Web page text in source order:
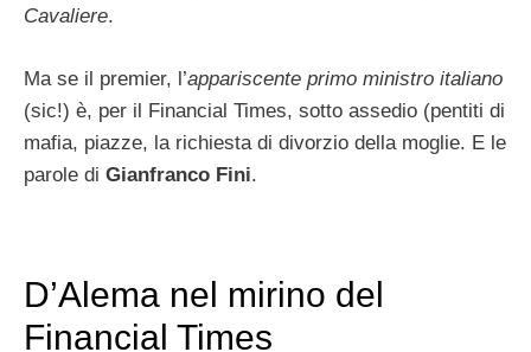
Cavaliere.
Ma se il premier, l’appariscente primo ministro italiano
(sic!) è, per il Financial Times, sotto assedio (pentiti di
mafia, piazze, la richiesta di divorzio della moglie. E le
parole di Gianfranco Fini.
D’Alema nel mirino del
Financial Times